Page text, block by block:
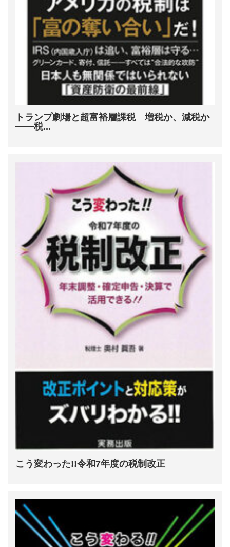
トランプ劇場と超富裕層課税 増税か、減税か
――税...
こう変わった!!令和7年度の税制改正